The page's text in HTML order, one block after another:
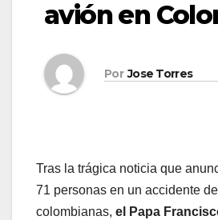
avión en
Por Jose Torres
Tras la trágica noticia que
71 personas en un accidente
colombianas, el Papa